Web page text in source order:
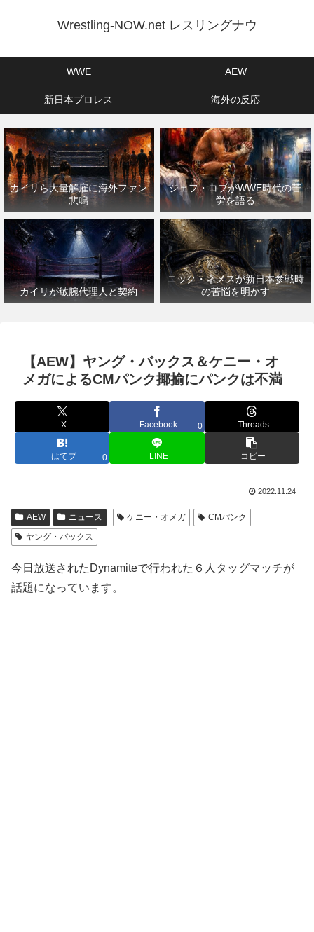
Wrestling-NOW.net レスリングナウ
WWE AEW
新日本プロレス 海外の反応
カイリら大量解雇に海外ファン
悲鳴
ジェフ・コブがWWE時代の苦
労を語る
カイリが敏腕代理人と契約
ニック・ネメスが新日本参戦時
の苦悩を明かす
【AEW】ヤング・バックス＆ケニー・オ
メガによるCMパンク揶揄にパンクは不満
X Facebook 0 Threads
はてブ 0 LINE コピー
2022.11.24
AEW ニュース ケニー・オメガ
CMパンク
ヤング・バックス
今日放送されたDynamiteで行われた６人タッグマッチが
話題になっています。